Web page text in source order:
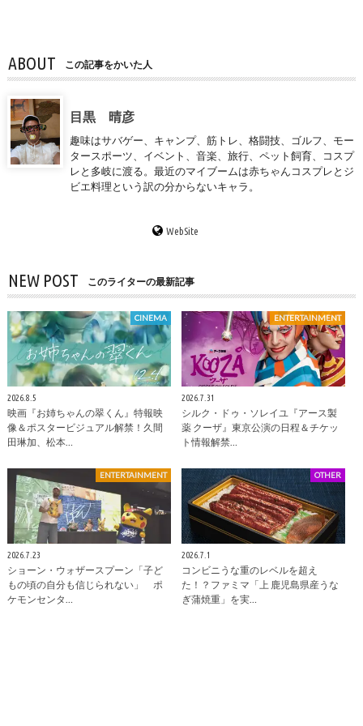
ABOUT この記事をかいた人
目黒 晴彦
趣味はサバゲー、キャンプ、筋トレ、格闘技、ゴルフ、モー
タースポーツ、イベント、音楽、旅行、ペット飼育、コスプ
レと多岐に渡る。最近のマイブームは赤ちゃんコスプレとジ
ビエ料理という訳の分からないキャラ。
WebSite
NEW POST このライターの最新記事
CINEMA
2026.8.5
映画『お姉ちゃんの翠くん』特報映
像＆ポスタービジュアル解禁！久間
田琳加、松本…
ENTERTAINMENT
2026.7.31
シルク・ドゥ・ソレイユ『アース製
薬 クーザ』東京公演の日程＆チケッ
ト情報解禁…
ENTERTAINMENT
2026.7.23
ショーン・ウォザースプーン「子ど
もの頃の自分も信じられない」 ポ
ケモンセンタ…
OTHER
2026.7.1
コンビニうな重のレベルを超え
た！？ファミマ「上 鹿児島県産うな
ぎ蒲焼重」を実…